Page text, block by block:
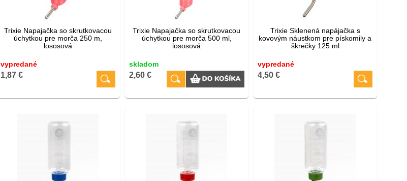
Trixie Napajačka so skrutkovacou
úchytkou pre morča 250 m,
lososová
vypredané
1,87 €
Trixie Napajačka so skrutkovacou
úchytkou pre morča 500 ml,
lososová
skladom
2,60 €
Trixie Sklenená napájačka s
kovovým náustkom pre pískomily a
škrečky 125 ml
vypredané
4,50 €